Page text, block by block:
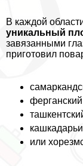
В каждой
уникальный
завязанными
приготовил
или